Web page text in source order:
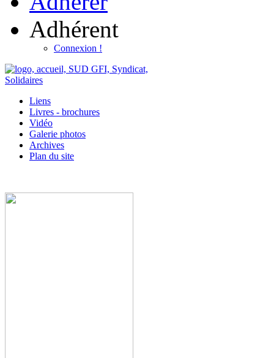
Adhérent
Connexion !
Liens
Livres - brochures
Vidéo
Galerie photos
Archives
Plan du site